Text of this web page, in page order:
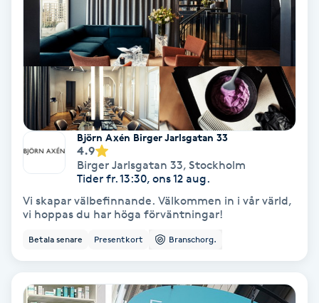
Spraytan
Stylist
Sugaring
Svensk massage
Taktil massage
Björn Axén Birger Jarlsgatan 33
4.9
Birger Jarlsgatan 33, Stockholm
Tider fr. 13:30, ons 12 aug.
Vi skapar välbefinnande. Välkommen in i vår värld,
vi hoppas du har höga förväntningar!
Betala senare Presentkort Branschorg.